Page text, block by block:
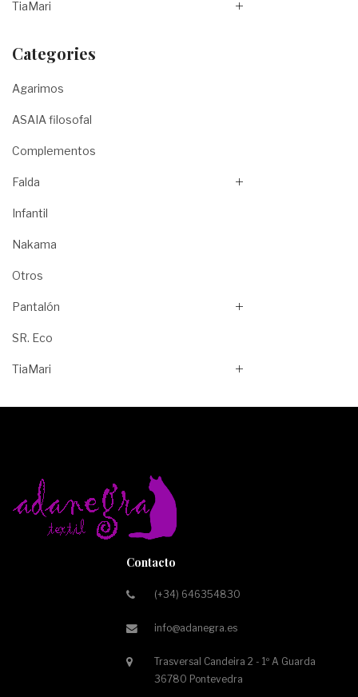
TiaMari
Categories
Agarimos
ASAIA filosofal
Complementos
Falda
Infantil
Nakama
Otros
Pantalón
SR. Eco
TiaMari
Contacto
(+34) 646354830
info@adanegra.es
Trasversal Candeira 2 - 1º A Guarda
36780 Pontevedra